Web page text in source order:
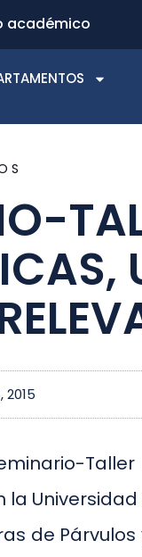
académico
2015
la
de